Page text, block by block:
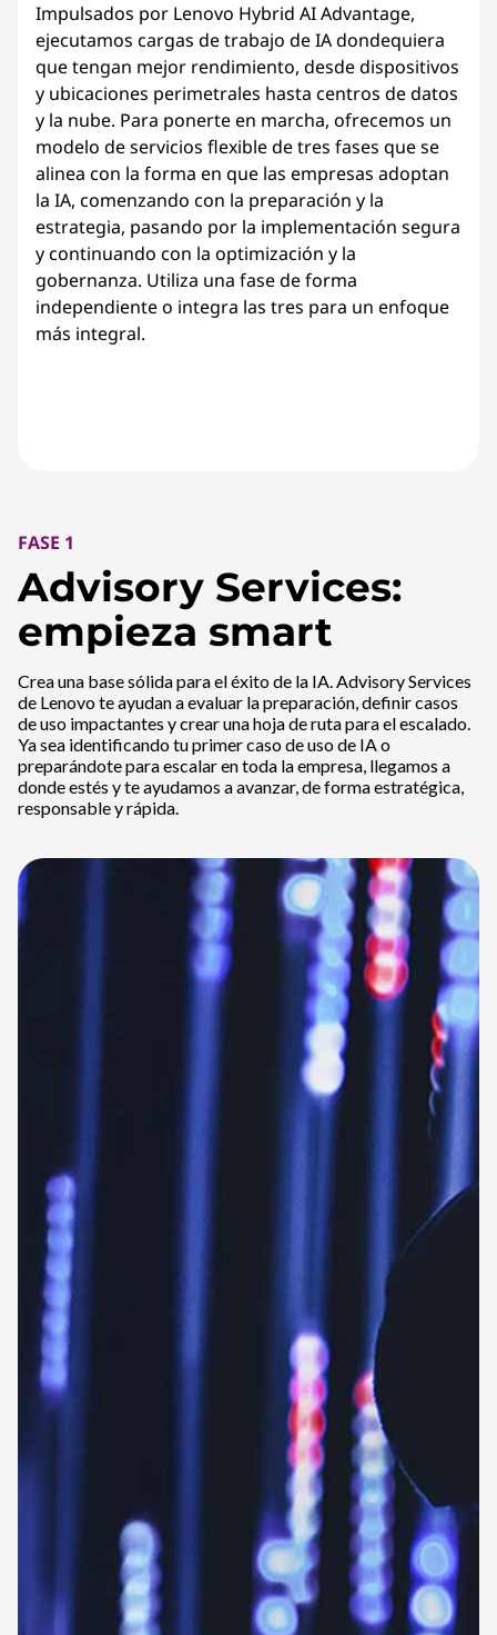
Impulsados por Lenovo Hybrid AI Advantage,
ejecutamos cargas de trabajo de IA dondequiera
que tengan mejor rendimiento, desde dispositivos
y ubicaciones perimetrales hasta centros de datos
y la nube. Para ponerte en marcha, ofrecemos un
modelo de servicios flexible de tres fases que se
alinea con la forma en que las empresas adoptan
la IA, comenzando con la preparación y la
estrategia, pasando por la implementación segura
y continuando con la optimización y la
gobernanza. Utiliza una fase de forma
independiente o integra las tres para un enfoque
más integral.
FASE 1
Advisory Services:
empieza smart
Crea una base sólida para el éxito de la IA. Advisory Services
de Lenovo te ayudan a evaluar la preparación, definir casos
de uso impactantes y crear una hoja de ruta para el escalado.
Ya sea identificando tu primer caso de uso de IA o
preparándote para escalar en toda la empresa, llegamos a
donde estés y te ayudamos a avanzar, de forma estratégica,
responsable y rápida.